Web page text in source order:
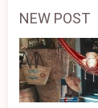
NEW POST